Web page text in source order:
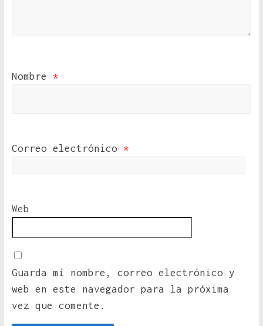
Nombre *
Correo electrónico *
Web
Guarda mi nombre, correo electrónico y
web en este navegador para la próxima
vez que comente.